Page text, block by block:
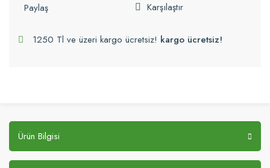
Paylaş
Karşılaştır
1250 Tl ve üzeri kargo ücretsiz! kargo ücretsiz!
Ürün Bilgisi